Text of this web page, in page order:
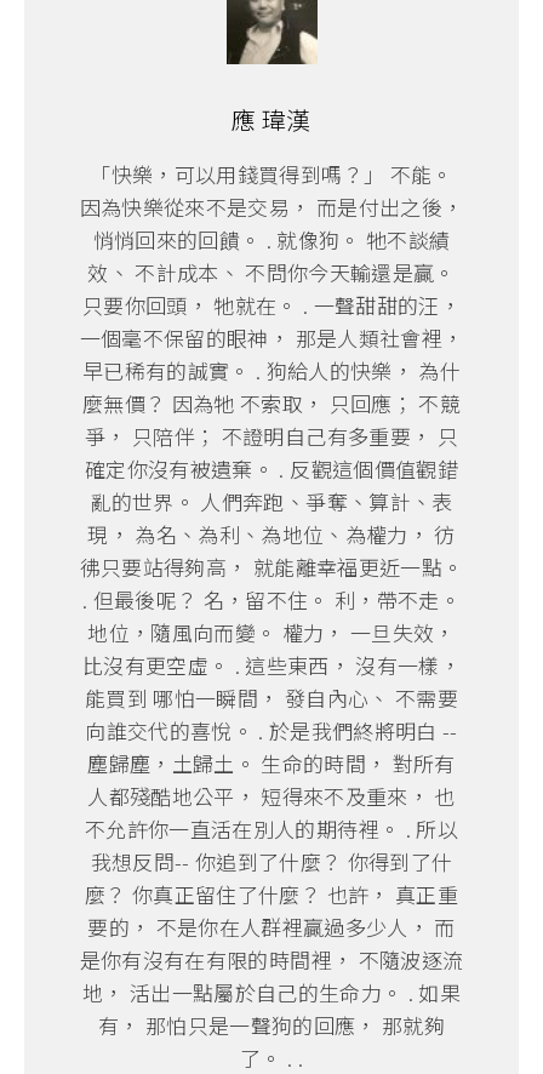
應 瑋漢
「快樂，可以用錢買得到嗎？」 不能。
因為快樂從來不是交易， 而是付出之後，
悄悄回來的回饋。 . 就像狗。 牠不談績
效、 不計成本、 不問你今天輸還是贏。
只要你回頭， 牠就在。 . 一聲甜甜的汪，
一個毫不保留的眼神， 那是人類社會裡，
早已稀有的誠實。 . 狗給人的快樂， 為什
麼無價？ 因為牠 不索取， 只回應； 不競
爭， 只陪伴； 不證明自己有多重要， 只
確定你沒有被遺棄。 . 反觀這個價值觀錯
亂的世界。 人們奔跑、爭奪、算計、表
現， 為名、為利、為地位、為權力， 彷
彿只要站得夠高， 就能離幸福更近一點。
. 但最後呢？ 名，留不住。 利，帶不走。
地位，隨風向而變。 權力， 一旦失效，
比沒有更空虛。 . 這些東西， 沒有一樣，
能買到 哪怕一瞬間， 發自內心、 不需要
向誰交代的喜悅。 . 於是我們終將明白 --
塵歸塵，土歸土。 生命的時間， 對所有
人都殘酷地公平， 短得來不及重來， 也
不允許你一直活在別人的期待裡。 . 所以
我想反問-- 你追到了什麼？ 你得到了什
麼？ 你真正留住了什麼？ 也許， 真正重
要的， 不是你在人群裡贏過多少人， 而
是你有沒有在有限的時間裡， 不隨波逐流
地， 活出一點屬於自己的生命力。 . 如果
有， 那怕只是一聲狗的回應， 那就夠
了。 . .